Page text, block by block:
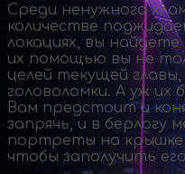
Среди ненужного
количестве
локациях, вы
их помощью вы не
целей текущей
головоломки. А уж
Вам предстоит и
запрячь, и в берлогу
портреты на крышке
чтобы заполучить